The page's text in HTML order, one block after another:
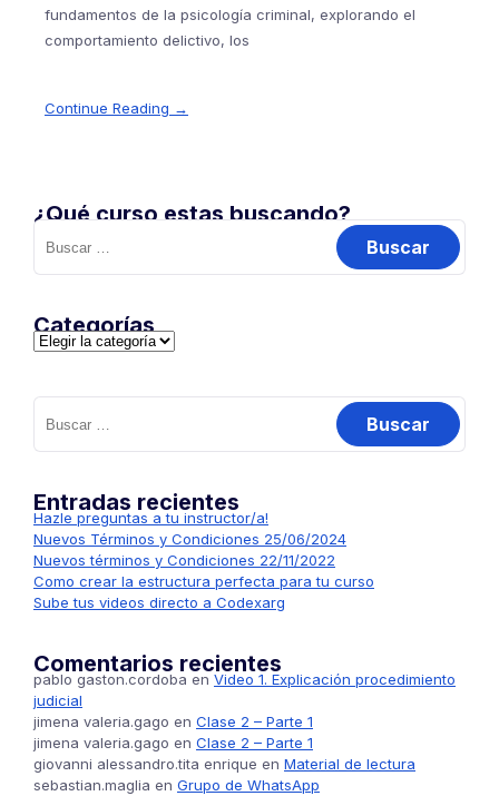
fundamentos de la psicología criminal, explorando el
comportamiento delictivo, los
Continue Reading →
¿Qué curso estas buscando?
Buscar:
Categorías
Categorías
Buscar:
Entradas recientes
Hazle preguntas a tu instructor/a!
Nuevos Términos y Condiciones 25/06/2024
Nuevos términos y Condiciones 22/11/2022
Como crear la estructura perfecta para tu curso
Sube tus videos directo a Codexarg
Comentarios recientes
pablo gaston.cordoba en Video 1. Explicación procedimiento
judicial
jimena valeria.gago en Clase 2 – Parte 1
jimena valeria.gago en Clase 2 – Parte 1
giovanni alessandro.tita enrique en Material de lectura
sebastian.maglia en Grupo de WhatsApp